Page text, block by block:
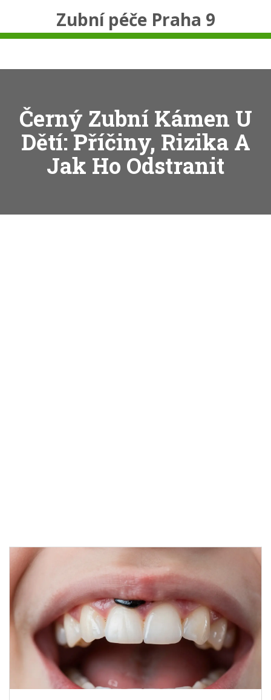
Zubní péče Praha 9
Černý Zubní Kámen U
Dětí: Příčiny, Rizika A
Jak Ho Odstranit